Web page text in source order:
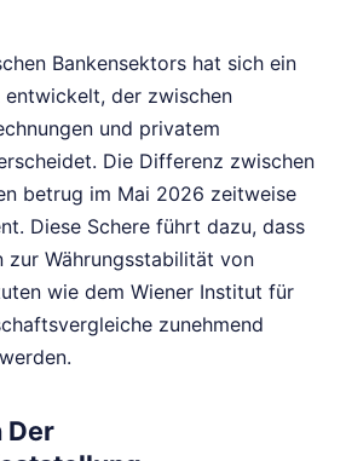
Bankensektors hat sich ein
der zwischen
und privatem
Die Differenz zwischen
betrug im Mai 2026 zeitweise
Diese Schere führt dazu, dass
Währungsstabilität von
wie dem Wiener Institut für
zunehmend
Der